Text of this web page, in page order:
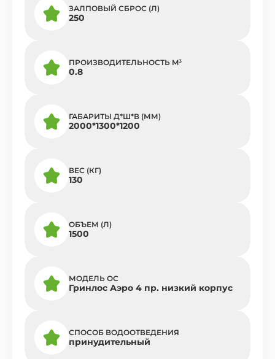
ЗАЛПОВЫЙ СБРОС (Л)
250
ПРОИЗВОДИТЕЛЬНОСТЬ M³
0.8
ГАБАРИТЫ Д*Ш*В (ММ)
2000*1300*1200
ВЕС (КГ)
130
ОБЪЕМ (Л)
1500
МОДЕЛЬ ОС
Гринлос Аэро 4 пр. низкий корпус
СПОСОБ ВОДООТВЕДЕНИЯ
принудительный